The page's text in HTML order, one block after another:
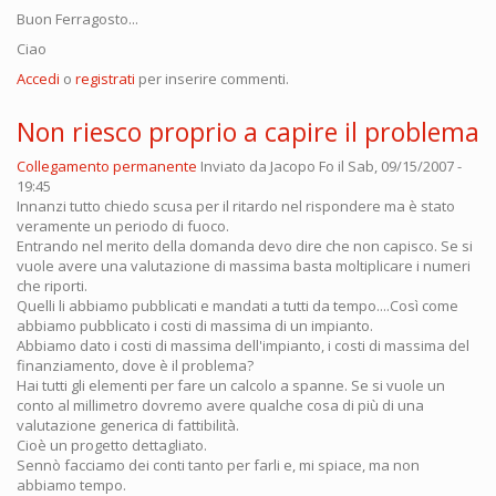
Buon Ferragosto...
Ciao
Accedi o registrati per inserire commenti.
Non riesco proprio a capire il problema
Collegamento permanente Inviato da Jacopo Fo il Sab, 09/15/2007 -
19:45
Innanzi tutto chiedo scusa per il ritardo nel rispondere ma è stato
veramente un periodo di fuoco.
Entrando nel merito della domanda devo dire che non capisco. Se si
vuole avere una valutazione di massima basta moltiplicare i numeri
che riporti.
Quelli li abbiamo pubblicati e mandati a tutti da tempo....Così come
abbiamo pubblicato i costi di massima di un impianto.
Abbiamo dato i costi di massima dell'impianto, i costi di massima del
finanziamento, dove è il problema?
Hai tutti gli elementi per fare un calcolo a spanne. Se si vuole un
conto al millimetro dovremo avere qualche cosa di più di una
valutazione generica di fattibilità.
Cioè un progetto dettagliato.
Sennò facciamo dei conti tanto per farli e, mi spiace, ma non
abbiamo tempo.